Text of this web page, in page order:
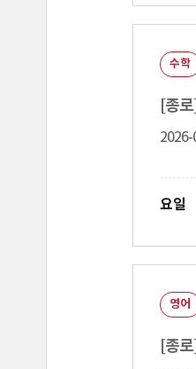
수학
[종
2026-
요일
영어
[종